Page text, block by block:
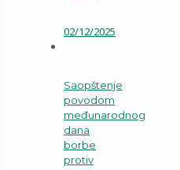
02/12/2025
Saopštenje
povodom
međunarodnog
dana
borbe
protiv